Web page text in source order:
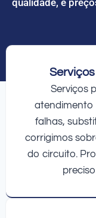
Serviços
atendimento
falhas,
corrigimos
do circuito.